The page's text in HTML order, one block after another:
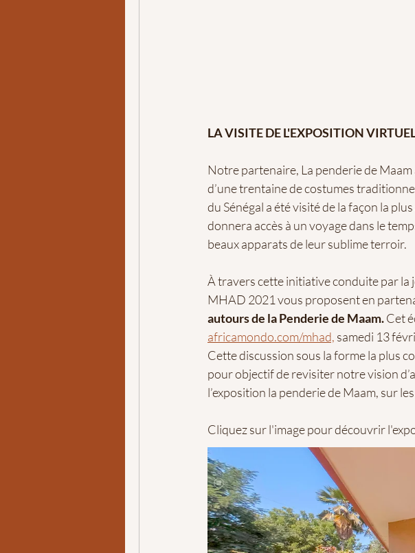
LA VISITE DE L'EXPOSITION
Notre partenaire, La penderie de
d’une trentaine de costumes
du Sénégal a été visité de la façon la
donnera accès à un voyage dans le
beaux apparats de leur sublime terroir.
À travers cette initiative conduite par la
MHAD 2021 vous proposent en
autours de la Penderie de Maam.Cet
africamondo.com/mhad, samedi 13
Cette discussion sous la forme la plus
pour objectif de revisiter notre vision
l’exposition la penderie de Maam, sur
Cliquez sur l'image pour découvrir